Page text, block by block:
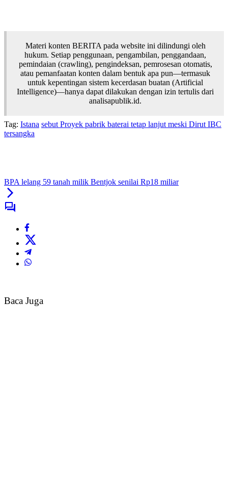
Materi konten BERITA pada website ini dilindungi oleh
hukum. Setiap penggunaan, pengambilan, penggandaan,
pemindaian (crawling), pengindeksan, pemrosesan otomatis,
atau pemanfaatan konten dalam bentuk apa pun—termasuk
untuk kepentingan sistem kecerdasan buatan (Artificial
Intelligence)—hanya dapat dilakukan dengan izin tertulis dari
analisapublik.id.
Tag: Istana sebut Proyek pabrik baterai tetap lanjut meski Dirut IBC
tersangka
BPA lelang 59 tanah milik Bentjok senilai Rp18 miliar
Baca Juga